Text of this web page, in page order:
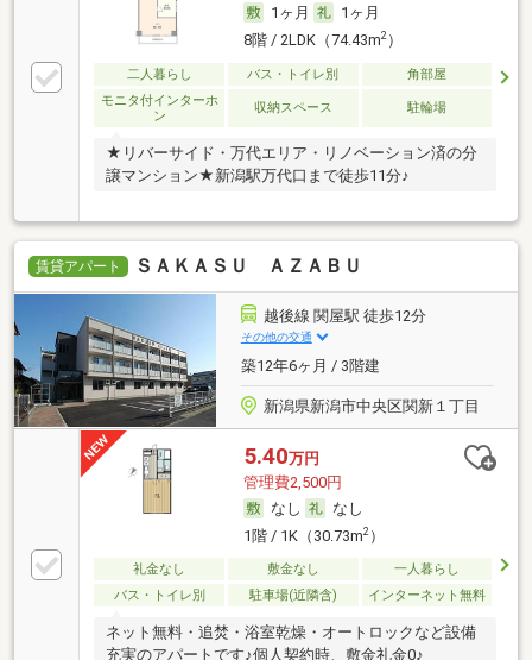
1ヶ月
1ヶ月
8階 / 2LDK（74.43m2）
二人暮らし バス・トイレ別
角部屋
モニタ付インターホ
ン
収納スペース 駐輪場
★リバーサイド・万代エリア・リノベーション済の分
譲マンション★新潟駅万代口まで徒歩11分♪
賃貸アパート ＳＡＫＡＳＵ ＡＺＡＢＵ
越後線 関屋駅 徒歩12分
その他の交通
築12年6ヶ月 / 3階建
新潟県新潟市中央区関新１丁目
5.40万円
管理費2,500円
なし
なし
1階 / 1K（30.73m2）
礼金なし 敷金なし
一人暮らし
バス・トイレ別
駐車場(近隣含) インターネット無料
ネット無料・追焚・浴室乾燥・オートロックなど設備
充実のアパートです♪個人契約時、敷金礼金0♪